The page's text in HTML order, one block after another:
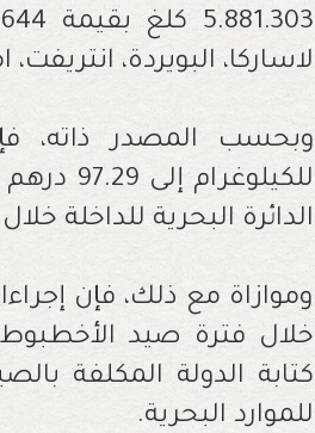
لاساركا، البويردة، انتريفت، امطلان،
الدائرة البحرية للداخلة
وموازاة مع ذلك، فإن
خلال فترة صيد الأخطبوط
كتابة الدولة المكلفة
للموارد البحرية.